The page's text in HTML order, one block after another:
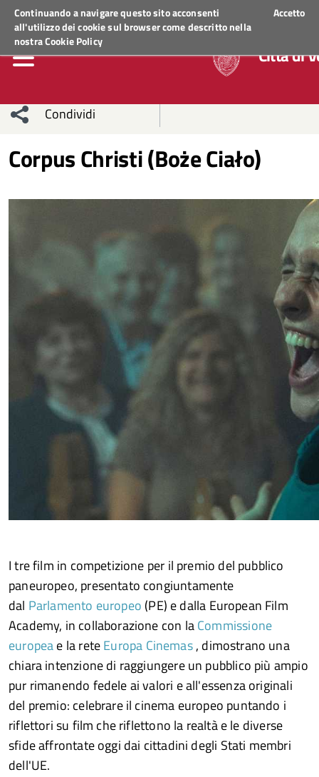
Continuando a navigare questo sito acconsenti
all'utilizzo dei cookie sul browser come descritto nella
nostraCookie Policy
Accetto
Regione Veneto
Città di
Condividi
Condividi
Condividi
Facebook
Condividi
su
Whatsapp
Corpus Christi (Boże Ciało)
I tre film in competizione per il premio del pubblico
paneuropeo, presentato congiuntamente
dal Parlamento europeo (PE) e dalla European Film
Academy, in collaborazione con laCommissione
europeae la reteEuropa Cinemas, dimostrano una
chiara intenzione di raggiungere un pubblico più ampio
pur rimanendo fedele ai valori e all'essenza originali
del premio: celebrare il cinema europeo puntando i
riflettori su film che riflettono la realtà e le diverse
sfide affrontate oggi dai cittadini degli Stati membri
dell'UE.